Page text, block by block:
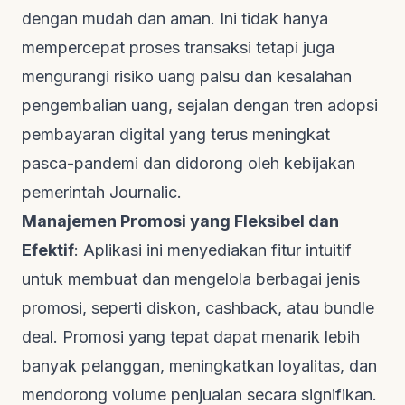
dengan mudah dan aman. Ini tidak hanya
mempercepat proses transaksi tetapi juga
mengurangi risiko uang palsu dan kesalahan
pengembalian uang, sejalan dengan tren adopsi
pembayaran digital yang terus meningkat
pasca-pandemi dan didorong oleh kebijakan
pemerintah Journalic.
Manajemen Promosi yang Fleksibel dan
Efektif: Aplikasi ini menyediakan fitur intuitif
untuk membuat dan mengelola berbagai jenis
promosi, seperti diskon, cashback, atau bundle
deal. Promosi yang tepat dapat menarik lebih
banyak pelanggan, meningkatkan loyalitas, dan
mendorong volume penjualan secara signifikan.